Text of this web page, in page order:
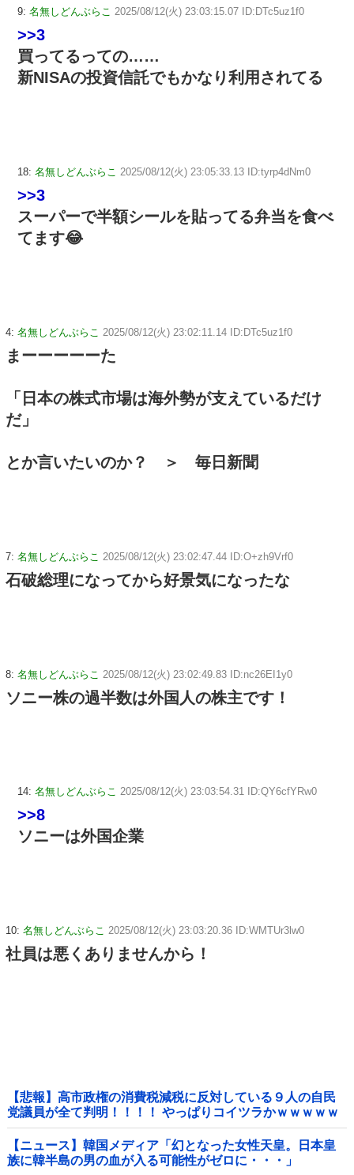
9: 名無しどんぶらこ 2025/08/12(火) 23:03:15.07 ID:DTc5uz1f0
>>3
買ってるっての……
新NISAの投資信託でもかなり利用されてる
18: 名無しどんぶらこ 2025/08/12(火) 23:05:33.13 ID:tyrp4dNm0
>>3
スーパーで半額シールを貼ってる弁当を食べ
てます😂
4: 名無しどんぶらこ 2025/08/12(火) 23:02:11.14 ID:DTc5uz1f0
まーーーーーた
「日本の株式市場は海外勢が支えているだけ
だ」
とか言いたいのか？ ＞ 毎日新聞
7: 名無しどんぶらこ 2025/08/12(火) 23:02:47.44 ID:O+zh9Vrf0
石破総理になってから好景気になったな
8: 名無しどんぶらこ 2025/08/12(火) 23:02:49.83 ID:nc26EI1y0
ソニー株の過半数は外国人の株主です！
14: 名無しどんぶらこ 2025/08/12(火) 23:03:54.31 ID:QY6cfYRw0
>>8
ソニーは外国企業
10: 名無しどんぶらこ 2025/08/12(火) 23:03:20.36 ID:WMTUr3lw0
社員は悪くありませんから！
【悲報】高市政権の消費税減税に反対している９人の自民
党議員が全て判明！！！！ やっぱりコイツラかｗｗｗｗｗ
【ニュース】韓国メディア「幻となった女性天皇。日本皇
族に韓半島の男の血が入る可能性がゼロに・・・」